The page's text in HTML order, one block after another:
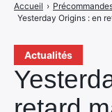
Actualités
Accueil ›
Yesterday Origins : en